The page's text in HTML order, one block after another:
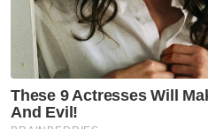
Ketua Pengarah